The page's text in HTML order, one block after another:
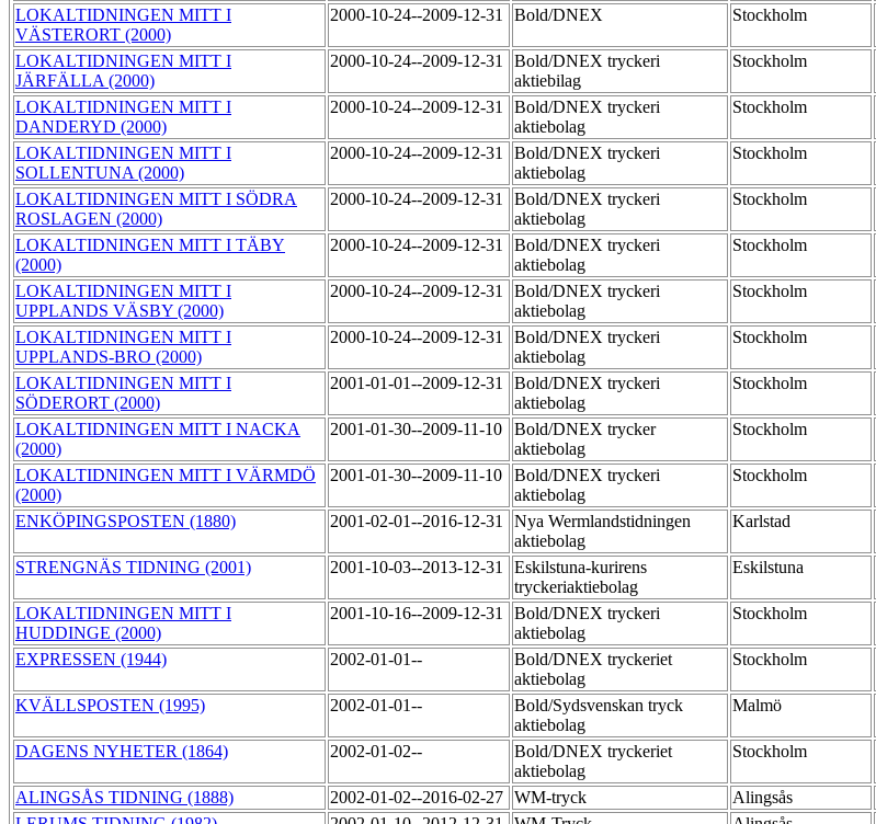
LOKALTIDNINGEN MITT I
VÄSTERORT (2000)
2000-10-24--2009-12-31 Bold/DNEX Stockholm
LOKALTIDNINGEN MITT I
JÄRFÄLLA (2000)
2000-10-24--2009-12-31
Bold/DNEX tryckeri
aktiebilag
Stockholm
LOKALTIDNINGEN MITT I
DANDERYD (2000)
2000-10-24--2009-12-31
Bold/DNEX tryckeri
aktiebolag
Stockholm
LOKALTIDNINGEN MITT I
SOLLENTUNA (2000)
2000-10-24--2009-12-31
Bold/DNEX tryckeri
aktiebolag
Stockholm
LOKALTIDNINGEN MITT I SÖDRA
ROSLAGEN (2000)
2000-10-24--2009-12-31
Bold/DNEX tryckeri
aktiebolag
Stockholm
LOKALTIDNINGEN MITT I TÄBY
(2000)
2000-10-24--2009-12-31
Bold/DNEX tryckeri
aktiebolag
Stockholm
LOKALTIDNINGEN MITT I
UPPLANDS VÄSBY (2000)
2000-10-24--2009-12-31
Bold/DNEX tryckeri
aktiebolag
Stockholm
LOKALTIDNINGEN MITT I
UPPLANDS-BRO (2000)
2000-10-24--2009-12-31
Bold/DNEX tryckeri
aktiebolag
Stockholm
LOKALTIDNINGEN MITT I
SÖDERORT (2000)
2001-01-01--2009-12-31
Bold/DNEX tryckeri
aktiebolag
Stockholm
LOKALTIDNINGEN MITT I NACKA
(2000)
2001-01-30--2009-11-10
Bold/DNEX trycker
aktiebolag
Stockholm
LOKALTIDNINGEN MITT I VÄRMDÖ
(2000)
2001-01-30--2009-11-10
Bold/DNEX tryckeri
aktiebolag
Stockholm
ENKÖPINGSPOSTEN (1880) 2001-02-01--2016-12-31
Nya Wermlandstidningen
aktiebolag
Karlstad
STRENGNÄS TIDNING (2001) 2001-10-03--2013-12-31
Eskilstuna-kurirens
tryckeriaktiebolag
Eskilstuna
LOKALTIDNINGEN MITT I
HUDDINGE (2000)
2001-10-16--2009-12-31
Bold/DNEX tryckeri
aktiebolag
Stockholm
EXPRESSEN (1944) 2002-01-01--
Bold/DNEX tryckeriet
aktiebolag
Stockholm
KVÄLLSPOSTEN (1995) 2002-01-01--
Bold/Sydsvenskan tryck
aktiebolag
Malmö
DAGENS NYHETER (1864) 2002-01-02--
Bold/DNEX tryckeriet
aktiebolag
Stockholm
ALINGSÅS TIDNING (1888) 2002-01-02--2016-02-27 WM-tryck Alingsås